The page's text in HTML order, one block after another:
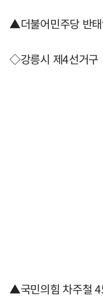
▲더불어민주당 반
◇강릉시 제4선거구
▲국민의힘 차주철